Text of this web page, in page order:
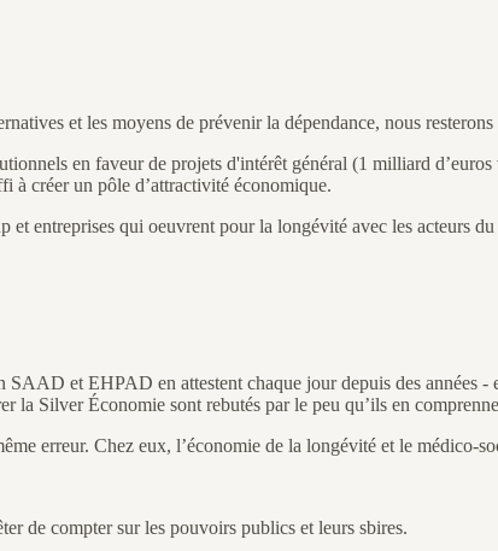
et les moyens de prévenir la dépendance, nous
en faveur de projets d'intérêt général (1 milliard
à créer un pôle d’attractivité économique.
et entreprises qui oeuvrent pour la longévité avec les acteurs
et EHPAD en attestent chaque jour depuis des années
la Silver Économie sont rebutés par le peu qu’ils en
erreur. Chez eux, l’économie de la longévité et le médico-
de compter sur les pouvoirs publics et leurs sbires.